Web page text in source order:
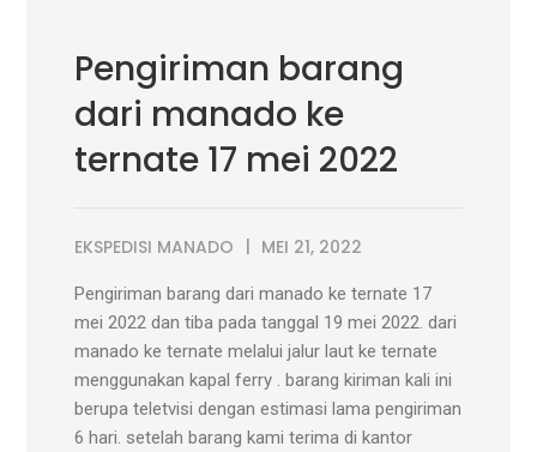
Pengiriman barang
dari manado ke
ternate 17 mei 2022
EKSPEDISI MANADO MEI 21, 2022
Pengiriman barang dari manado ke ternate 17
mei 2022 dan tiba pada tanggal 19 mei 2022. dari
manado ke ternate melalui jalur laut ke ternate
menggunakan kapal ferry . barang kiriman kali ini
berupa teletvisi dengan estimasi lama pengiriman
6 hari. setelah barang kami terima di kantor